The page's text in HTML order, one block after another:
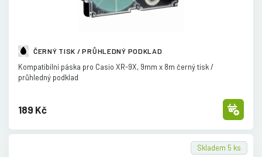
ČERNÝ TISK / PRŮHLEDNÝ PODKLAD
Kompatibilní páska pro Casio XR-9X, 9mm x 8m černý tisk /
průhledný podklad
189 Kč
Skladem 5 ks